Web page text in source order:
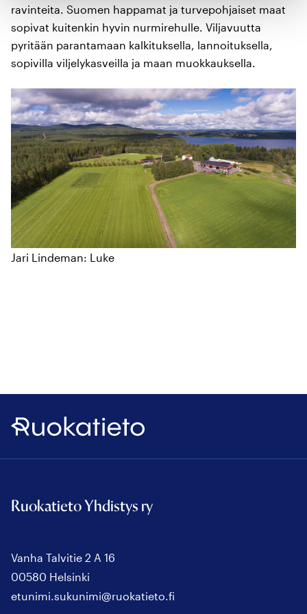
ravinteita. Suomen happamat ja turvepohjaiset maat
sopivat kuitenkin hyvin nurmirehulle. Viljavuutta
pyritään parantamaan kalkituksella, lannoituksella,
sopivilla viljelykasveilla ja maan muokkauksella.
Jari Lindeman: Luke
Ruokatieto
Ruokatieto Yhdistys ry
Vanha Talvitie 2 A 16
00580 Helsinki
etunimi.sukunimi@ruokatieto.fi